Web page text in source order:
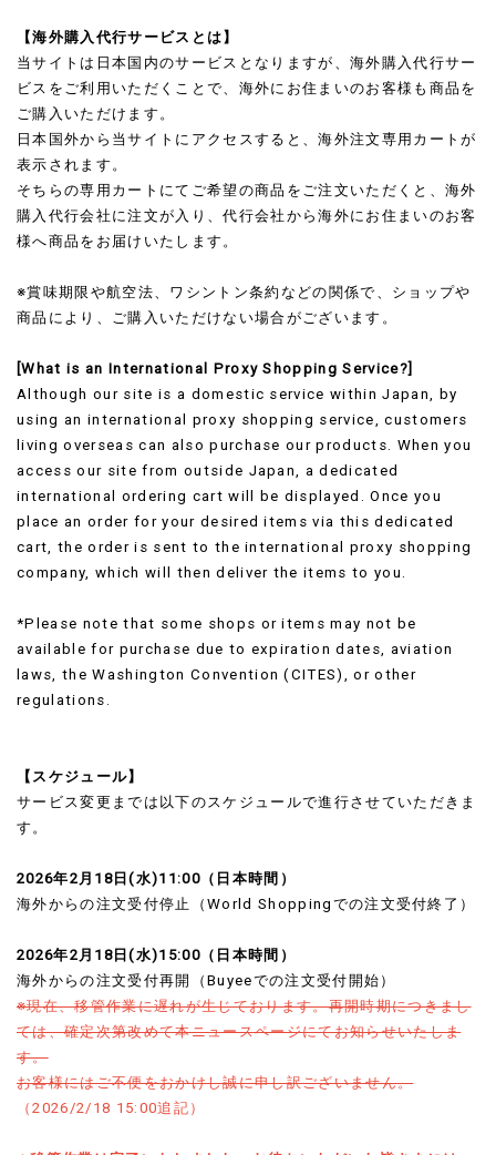
【海外購入代行サービスとは】
当サイトは日本国内のサービスとなりますが、海外購入代行サー
ビスをご利用いただくことで、海外にお住まいのお客様も商品を
ご購入いただけます。
日本国外から当サイトにアクセスすると、海外注文専用カートが
表示されます。
そちらの専用カートにてご希望の商品をご注文いただくと、海外
購入代行会社に注文が入り、代行会社から海外にお住まいのお客
様へ商品をお届けいたします。
※賞味期限や航空法、ワシントン条約などの関係で、ショップや
商品により、ご購入いただけない場合がございます。
[What is an International Proxy Shopping Service?]
Although our site is a domestic service within Japan, by
using an international proxy shopping service, customers
living overseas can also purchase our products. When you
access our site from outside Japan, a dedicated
international ordering cart will be displayed. Once you
place an order for your desired items via this dedicated
cart, the order is sent to the international proxy shopping
company, which will then deliver the items to you.
*Please note that some shops or items may not be
available for purchase due to expiration dates, aviation
laws, the Washington Convention (CITES), or other
regulations.
【スケジュール】
サービス変更までは以下のスケジュールで進行させていただきま
す。
2026年2月18日(水)11:00（日本時間）
海外からの注文受付停止（World Shoppingでの注文受付終了）
2026年2月18日(水)15:00（日本時間）
海外からの注文受付再開（Buyeeでの注文受付開始）
※現在、移管作業に遅れが生じております。再開時期につきまし
ては、確定次第改めて本ニュースページにてお知らせいたしま
す。
お客様にはご不便をおかけし誠に申し訳ございません。
（2026/2/18 15:00追記）